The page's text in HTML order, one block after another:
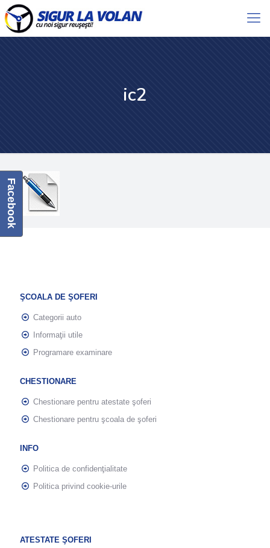
ic2
ŞCOALA DE ŞOFERI
Categorii auto
Informaţii utile
Programare examinare
CHESTIONARE
Chestionare pentru atestate şoferi
Chestionare pentru şcoala de şoferi
INFO
Politica de confidenţialitate
Politica privind cookie-urile
ATESTATE ŞOFERI
Facebook